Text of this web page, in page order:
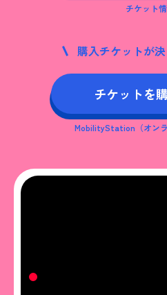
チケット
購入チケットが
チケットを
MobilityStation（オン